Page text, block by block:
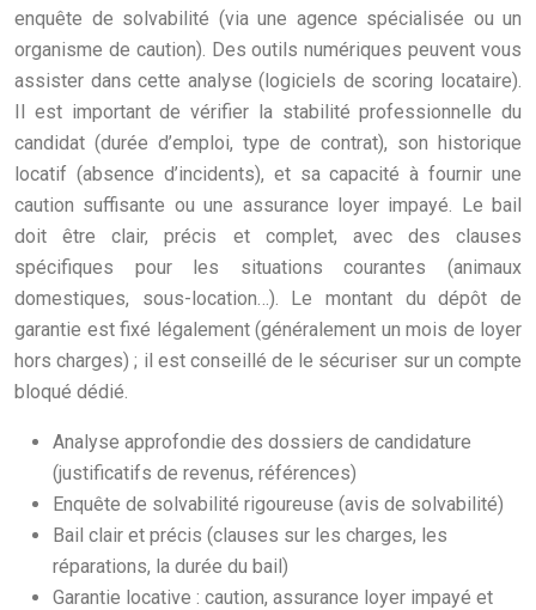
enquête de solvabilité (via une agence spécialisée ou un
organisme de caution). Des outils numériques peuvent vous
assister dans cette analyse (logiciels de scoring locataire).
Il est important de vérifier la stabilité professionnelle du
candidat (durée d’emploi, type de contrat), son historique
locatif (absence d’incidents), et sa capacité à fournir une
caution suffisante ou une assurance loyer impayé. Le bail
doit être clair, précis et complet, avec des clauses
spécifiques pour les situations courantes (animaux
domestiques, sous-location…). Le montant du dépôt de
garantie est fixé légalement (généralement un mois de loyer
hors charges) ; il est conseillé de le sécuriser sur un compte
bloqué dédié.
Analyse approfondie des dossiers de candidature
(justificatifs de revenus, références)
Enquête de solvabilité rigoureuse (avis de solvabilité)
Bail clair et précis (clauses sur les charges, les
réparations, la durée du bail)
Garantie locative : caution, assurance loyer impayé et